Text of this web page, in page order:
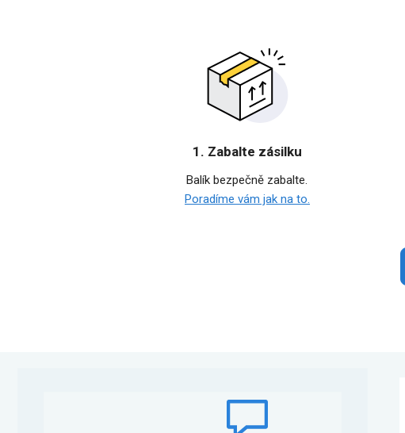
1. Zabalte zásilku
Balík bezpečně zabalte.
Poradíme vám jak na to.